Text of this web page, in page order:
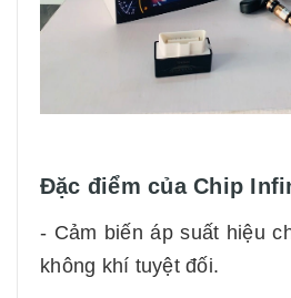
Đặc điểm của Chip
- Cảm biến áp suất hiệu
không khí tuyệt đối.